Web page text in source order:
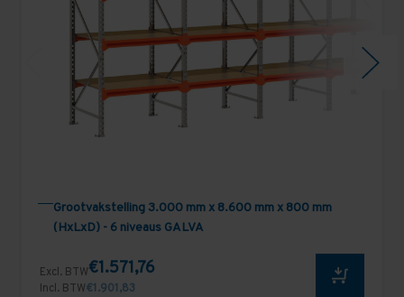
Grootvakstelling 3.000 mm x 8.600 mm x 800 mm
(HxLxD) - 6 niveaus GALVA
Excl. BTW€1.571,76
Incl. BTW€1.901,83